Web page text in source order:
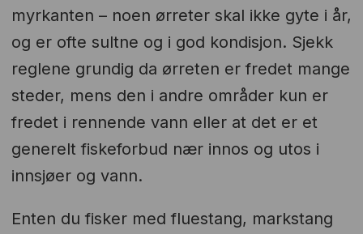
myrkanten – noen ørreter skal ikke gyte i år,
og er ofte sultne og i god kondisjon. Sjekk
reglene grundig da ørreten er fredet mange
steder, mens den i andre områder kun er
fredet i rennende vann eller at det er et
generelt fiskeforbud nær innos og utos i
innsjøer og vann.
Enten du fisker med fluestang, markstang